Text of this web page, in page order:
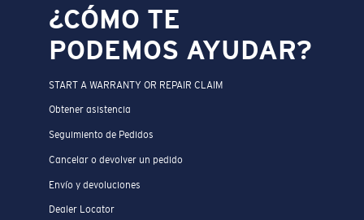
¿CÓMO TE
PODEMOS AYUDAR?
START A WARRANTY OR REPAIR CLAIM
Obtener asistencia
Seguimiento de Pedidos
Cancelar o devolver un pedido
Envío y devoluciones
Dealer Locator